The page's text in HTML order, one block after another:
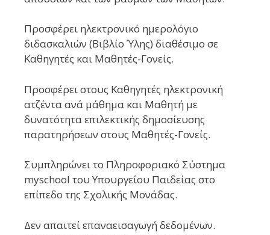
Προσφέρει ηλεκτρονικό ημερολόγιο
διδασκαλιών (Βιβλίο Ύλης) διαθέσιμο σε
Καθηγητές και Μαθητές-Γονείς.
Προσφέρει στους Καθηγητές ηλεκτρονική
ατζέντα ανά μάθημα και Μαθητή με
δυνατότητα επιλεκτικής δημοσίευσης
παρατηρήσεων στους Μαθητές-Γονείς.
Συμπληρώνει το Πληροφοριακό Σύστημα
myschool του Υπουργείου Παιδείας στο
επίπεδο της Σχολικής Μονάδας.
Δεν απαιτεί επαναεισαγωγή δεδομένων.